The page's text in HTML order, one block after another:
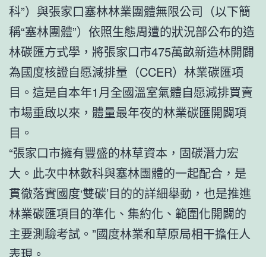
科”）與張家口塞林林業團體無限公司（以下簡
稱“塞林團體”）依照生態周遭的狀況部公布的造
林碳匯方式學，將張家口市475萬畝新造林開闢
為國度核證自愿減排量（CCER）林業碳匯項
目。這是自本年1月全國溫室氣體自愿減排買賣
市場重啟以來，體量最年夜的林業碳匯開闢項
目。
“張家口市擁有豐盛的林草資本，固碳潛力宏
大。此次中林數科與塞林團體的一起配合，是
貫徹落實國度‘雙碳’目的的詳細舉動，也是推進
林業碳匯項目的準化、集約化、範圍化開闢的
主要測驗考試。”國度林業和草原局相干擔任人
表現。